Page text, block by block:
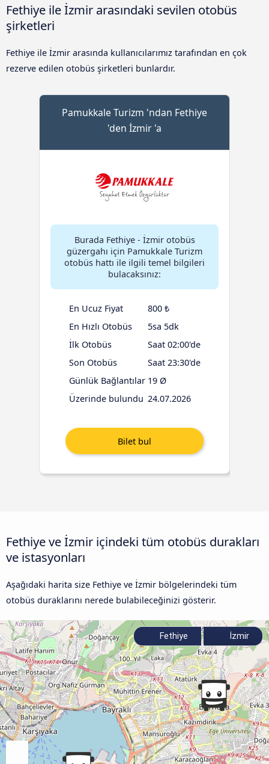
Fethiye ile İzmir arasındaki sevilen otobüs
şirketleri
Fethiye ile İzmir arasında kullanıcılarımız tarafından en çok
rezerve edilen otobüs şirketleri bunlardır.
Pamukkale Turizm 'ndan Fethiye
'den İzmir 'a
Burada Fethiye - İzmir otobüs
güzergahı için Pamukkale Turizm
otobüs hattı ile ilgili temel bilgileri
bulacaksınız:
En Ucuz Fiyat
800 ₺
En Hızlı Otobüs
5sa 5dk
İlk Otobüs
Saat 02:00'de
Son Otobüs
Saat 23:30'de
Günlük Bağlantılar 19 Ø
Üzerinde bulundu 24.07.2026
Fethiye ve İzmir içindeki tüm otobüs durakları
ve istasyonları
Aşağıdaki harita size Fethiye ve İzmir bölgelerindeki tüm
otobüs duraklarını nerede bulabileceğinizi gösterir.
Fethiye İzmir